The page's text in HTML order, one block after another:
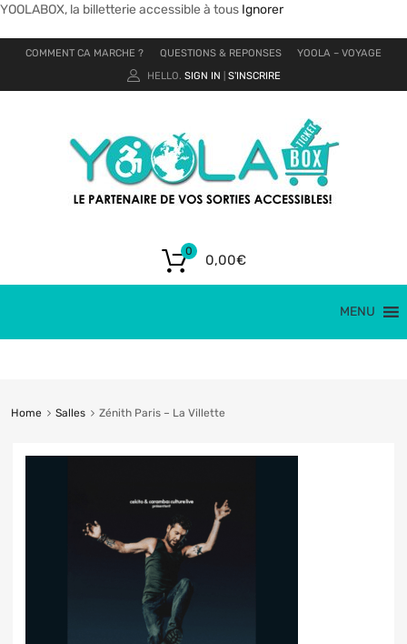
YOOLABOX, la billetterie accessible à tous Ignorer
COMMENT CA MARCHE ? QUESTIONS & REPONSES
YOOLA – VOYAGE
HELLO. SIGN IN S'INSCRIRE
0,00€
0
MENU
Home Salles Zénith Paris – La Villette